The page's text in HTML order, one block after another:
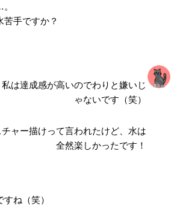
苦手ですか？
私は達成感が高いのでわりと嫌いじ
ゃないです（笑）
チャー描けって言われたけど、水は
全然楽しかったです！
ね（笑）